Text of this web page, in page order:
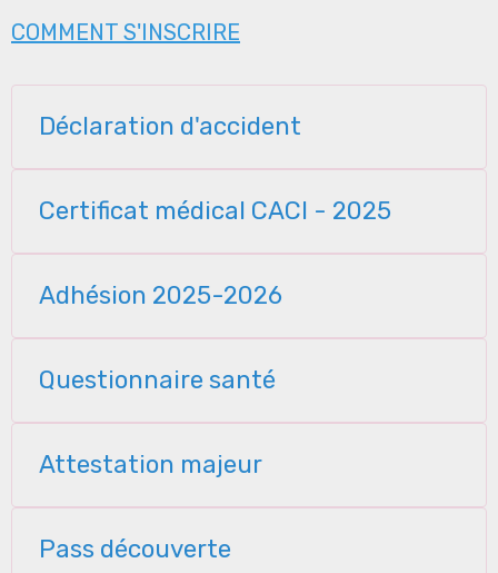
COMMENT S'INSCRIRE
Déclaration d'accident
Certificat médical CACI - 2025
Adhésion 2025-2026
Questionnaire santé
Attestation majeur
Pass découverte